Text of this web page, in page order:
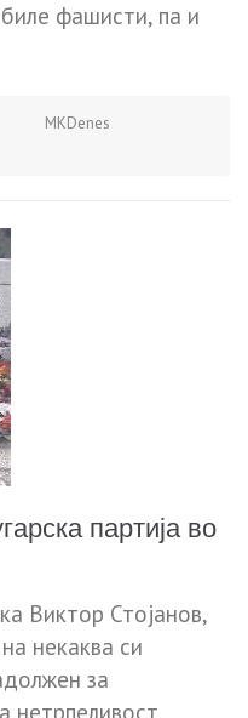
фашисти, па и
MKDenes
партија во
Виктор Стојанов,
некаква си
за